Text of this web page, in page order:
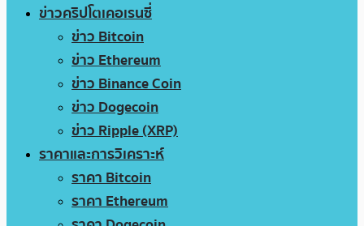
ข่าวคริปโตเคอเรนซี่
ข่าว Bitcoin
ข่าว Ethereum
ข่าว Binance Coin
ข่าว Dogecoin
ข่าว Ripple (XRP)
ราคาและการวิเคราะห์
ราคา Bitcoin
ราคา Ethereum